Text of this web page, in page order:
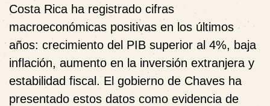
Costa Rica ha registrado cifras
macroeconómicas positivas en los últimos
años: crecimiento del PIB superior al 4%, baja
inflación, aumento en la inversión extranjera y
estabilidad fiscal. El gobierno de Chaves ha
presentado estos datos como evidencia de